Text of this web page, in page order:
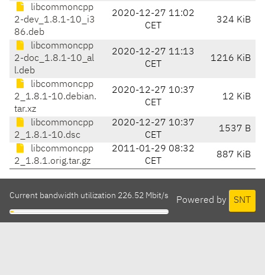
libcommoncpp
2-dev_1.8.1-10_i3
86.deb
2020-12-27 11:02
CET
324 KiB
libcommoncpp
2-doc_1.8.1-10_al
l.deb
2020-12-27 11:13
CET
1216 KiB
libcommoncpp
2_1.8.1-10.debian.
tar.xz
2020-12-27 10:37
CET
12 KiB
libcommoncpp
2_1.8.1-10.dsc
2020-12-27 10:37
CET
1537 B
libcommoncpp
2_1.8.1.orig.tar.gz
2011-01-29 08:32
CET
887 KiB
Powered by SNT
Current bandwidth utilization 226.52 Mbit/s